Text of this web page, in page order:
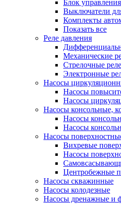
Блок
Выключатели
Комплекты
Показать все
Реле давления
Механические
Стрелочные
Электронные
Насосы
Насосы
Насосы
Насосы консольные,
Насосы
Насосы
Насосы
Вихревые
Насосы
Центробежные
Насосы скважинные
Насосы колодезные
Насосы дренажные и